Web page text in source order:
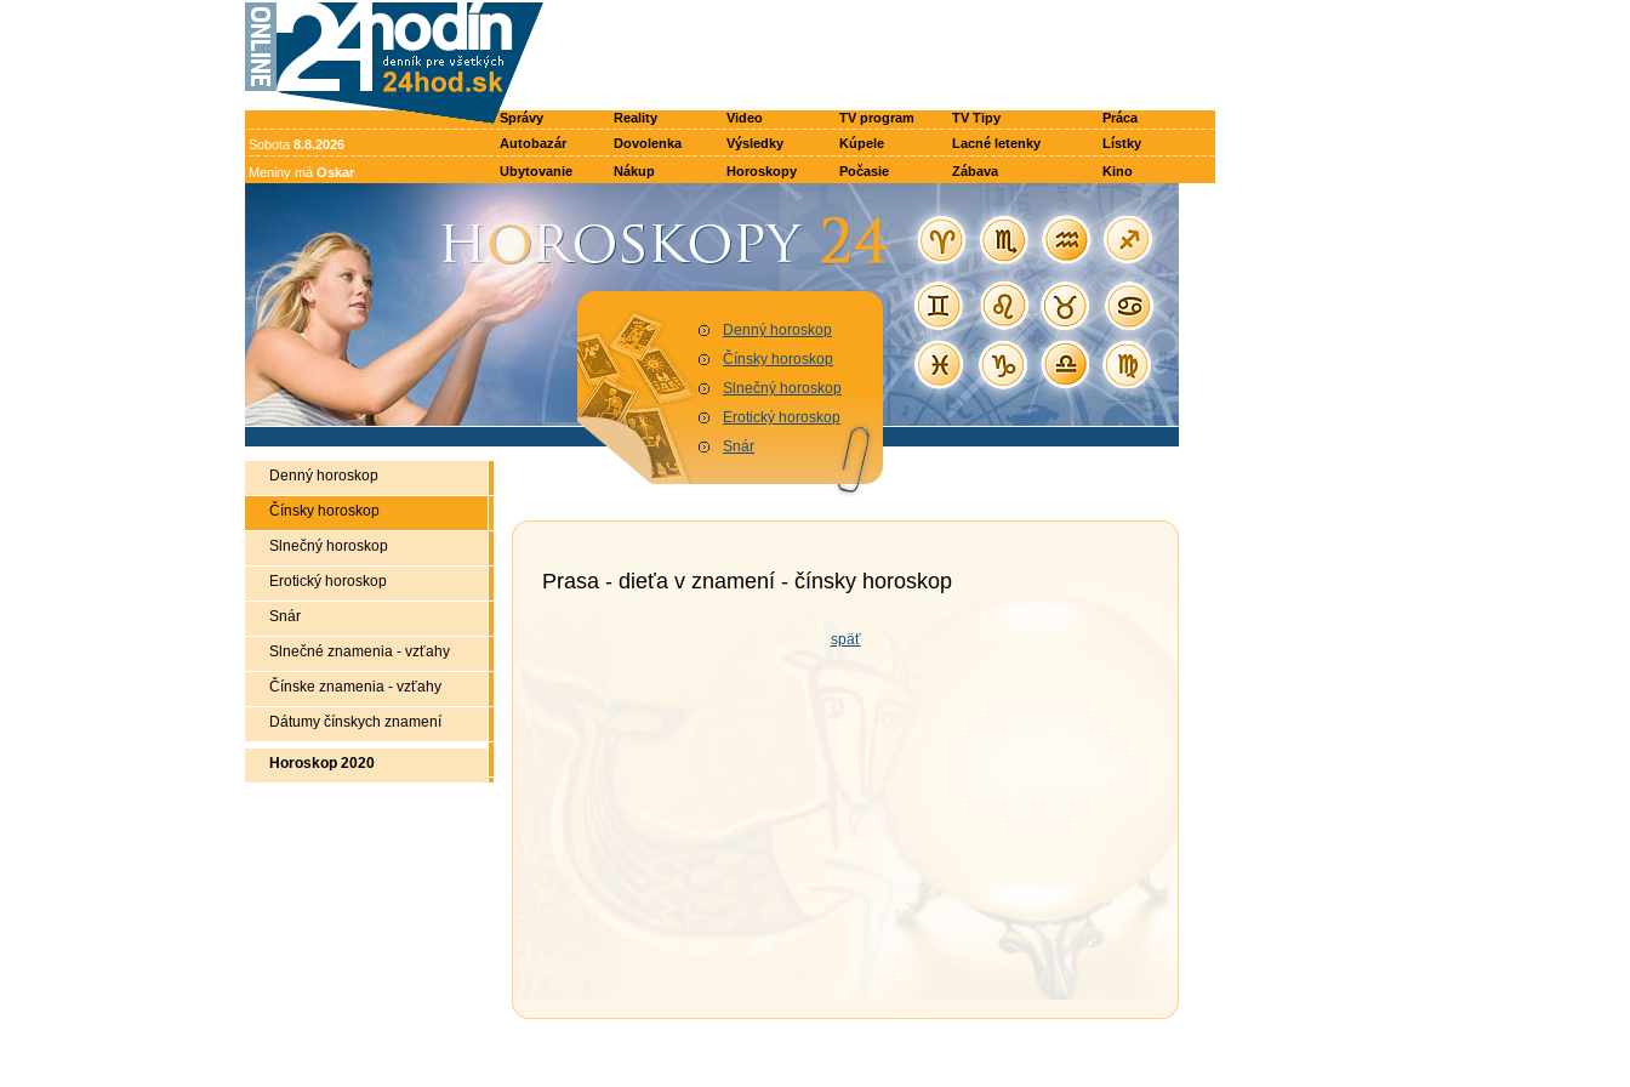
Správy Reality Video TV program TV Tipy
Práca
Sobota 8.8.2026 Autobazár Dovolenka Výsledky Kúpele Lacné letenky
Lístky
Meniny má Oskar Ubytovanie Nákup Horoskopy Počasie Zábava Kino
Denný horoskop
Čínsky horoskop
Slnečný horoskop
Erotický horoskop
Snár
Denný horoskop
Čínsky horoskop
Slnečný horoskop
Erotický horoskop
Snár
Slnečné znamenia - vzťahy
Čínske znamenia - vzťahy
Dátumy čínskych znamení
Horoskop 2020
Prasa - dieťa v znamení - čínsky horoskop
späť